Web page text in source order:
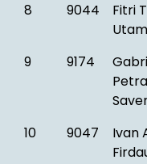
8 9044
Fitri
9 9174
Petra
10 9047
Ivan